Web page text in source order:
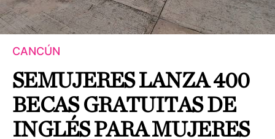
CANCÚN
SEMUJERES LANZA 400
BECAS GRATUITAS DE
INGLÉS PARA MUJERES